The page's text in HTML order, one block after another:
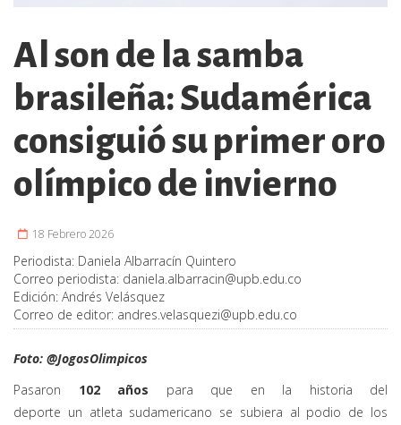
Al son de la samba
brasileña: Sudamérica
consiguió su primer oro
olímpico de invierno
18 Febrero 2026
Periodista: Daniela Albarracín Quintero
Correo periodista: daniela.albarracin@upb.edu.co
Edición: Andrés Velásquez
Correo de editor: andres.velasquezi@upb.edu.co
Foto: @JogosOlimpicos
Pasaron 102 años para que en la historia del
deporte un atleta sudamericano se subiera al podio de los